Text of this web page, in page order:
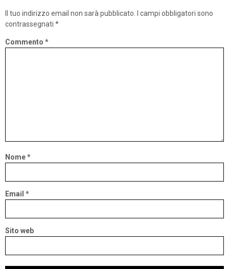
Il tuo indirizzo email non sarà pubblicato.
I campi obbligatori sono
contrassegnati *
Commento *
Nome*
Email *
Sito web